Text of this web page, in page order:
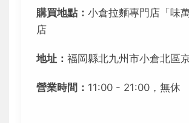
購買地點： 小倉拉麵專門店「味
店
地址： 福岡縣北九州市小倉北區
營業時間： 11:00 - 21:00，無休